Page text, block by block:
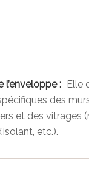
l’enveloppe :
Elle
des
et des vitrages
etc.).